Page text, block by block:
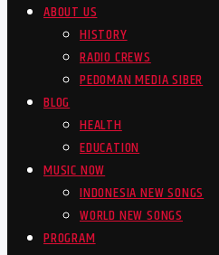
ABOUT US
HISTORY
RADIO CREWS
PEDOMAN MEDIA SIBER
BLOG
HEALTH
EDUCATION
MUSIC NOW
INDONESIA NEW SONGS
WORLD NEW SONGS
PROGRAM